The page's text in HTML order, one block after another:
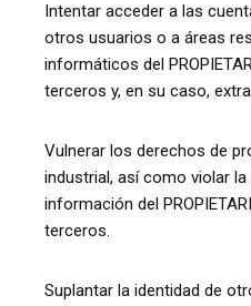
Intentar acceder a las
otros usuarios o a áreas
informáticos del
terceros y, en su caso,
Vulnerar los derechos de
industrial, así como violar
información del
terceros.
Suplantar la identidad de